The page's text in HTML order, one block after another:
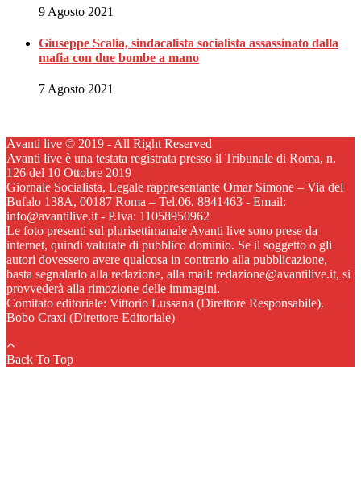
9 Agosto 2021
Giuseppe Scalia, sindacalista socialista assassinato dalla
mafia con due bombe a mano
7 Agosto 2021
Avanti live © 2019 - All Right Reserved
Avanti live è una testata registrata presso il Tribunale di Roma, n.
126 del 10 Ottobre 2019
Giornale Socialista, Legale rappresentante Omar Simone – Via del
Bufalo 138A, 00187 Roma – Tel.06. 8841463 - Email:
info@avantilive.it - P.Iva: 11058950962
Le foto presenti sul plurisettimanale Avanti live sono prese da
internet, quindi valutate di pubblico dominio. Se il soggetto o gli
autori dovessero avere qualcosa in contrario alla pubblicazione,
basta segnalarlo alla redazione, alla mail: redazione@avantilive.it, si
provvederà alla rimozione delle immagini.
Comitato editoriale: Vittorio Lussana (Direttore Responsabile).
Bobo Craxi (Direttore Editoriale)
Back To Top